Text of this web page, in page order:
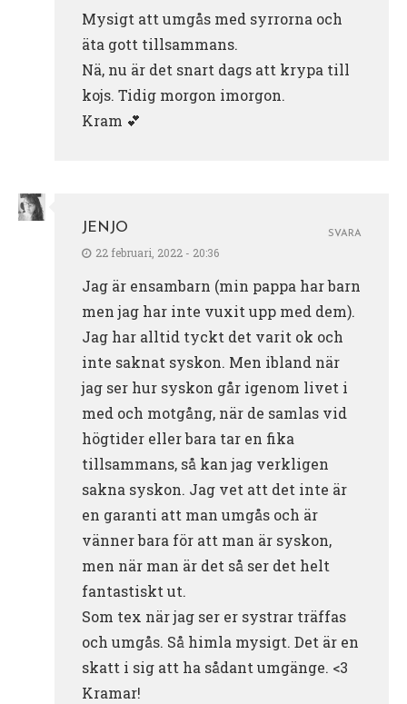
Mysigt att umgås med syrrorna och
äta gott tillsammans.
Nä, nu är det snart dags att krypa till
kojs. Tidig morgon imorgon.
Kram 💕
JENJO
22 februari, 2022 - 20:36
Jag är ensambarn (min pappa har barn
men jag har inte vuxit upp med dem).
Jag har alltid tyckt det varit ok och
inte saknat syskon. Men ibland när
jag ser hur syskon går igenom livet i
med och motgång, när de samlas vid
högtider eller bara tar en fika
tillsammans, så kan jag verkligen
sakna syskon. Jag vet att det inte är
en garanti att man umgås och är
vänner bara för att man är syskon,
men när man är det så ser det helt
fantastiskt ut.
Som tex när jag ser er systrar träffas
och umgås. Så himla mysigt. Det är en
skatt i sig att ha sådant umgänge. <3
Kramar!
SVARA